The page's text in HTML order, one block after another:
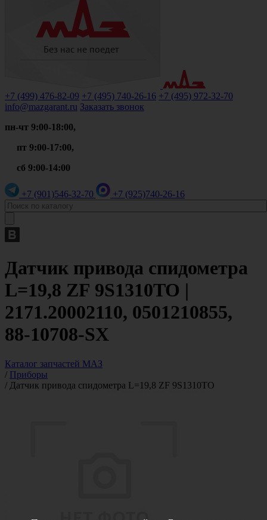
+7 (499) 476-82-09 +7 (495) 740-26-16 +7 (495) 972-32-70
info@mazgarant.ru Заказать звонок
пн-чт 9:00-18:00,
пт 9:00-17:00,
сб 9:00-14:00
+7 (901)546-32-70 +7 (925)740-26-16
Датчик привода спидометра
L=19,8 ZF 9S1310TO |
2171.20002110, 0501210855,
88-10708-SX
Каталог запчастей МАЗ
/ Приборы
/ Датчик привода спидометра L=19,8 ZF 9S1310TO